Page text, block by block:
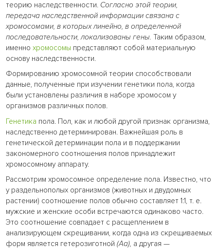
теорию наследственности. Согласно этой теории,
передача наследственной информации связана с
хромосомами, в которых линейно, в определенной
последовательности, локализованы гены. Таким образом,
именно хромосомы представляют собой материальную
основу наследственности.
Формированию хромосомной теории способствовали
данные, полученные при изучении генетики пола, когда
были установлены различия в наборе хромосом у
организмов различных полов.
Генетика пола. Пол, как и любой другой признак организма,
наследственно детерминирован. Важнейшая роль в
генетической детерминации пола и в поддержании
закономерного соотношения полов принадлежит
хромосомному аппарату.
Рассмотрим хромосомное определение пола. Известно, что
у раздельнополых организмов (животных и двудомных
растении) соотношение полов обычно составляет 1:1, т. е.
мужские и женские особи встречаются одинаково часто.
Это соотношение совпадает с расщеплением в
анализирующем скрещивании, когда одна из скрещиваемых
форм является гетерозиготной (Аа), а другая —